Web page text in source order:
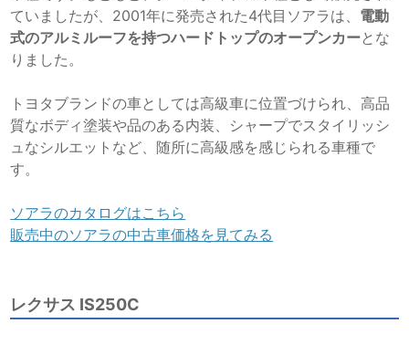
ていましたが、2001年に発売された4代目ソアラは、 電動
式のアルミルーフを持つハードトップのオープンカーとな
りました。
トヨタブランドの車としては高級車に位置づけられ、高品
質なボディ塗装や品のある内装、シャープでスタイリッシ
ュなシルエットなど、随所に高級感を感じられる車種で
す。
ソアラのカタログはこちら
販売中のソアラの中古車価格を見てみる
レクサス IS250C